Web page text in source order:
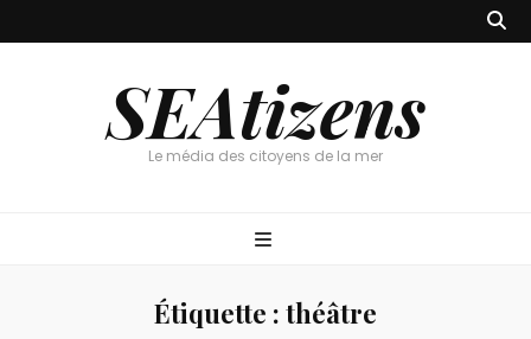
SEAtizens
Le média des citoyens de la mer
Étiquette : théâtre